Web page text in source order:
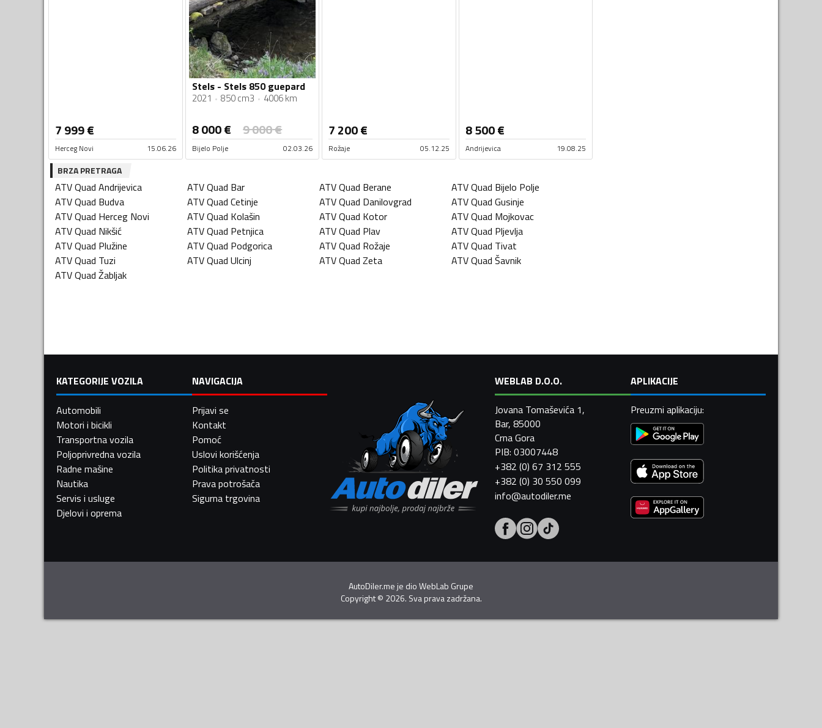
7 999€
Herceg Novi 15.06.26
Stels - Stels 850 guepard
2021 850 cm3 4006 km
8 000€ 9 000€
Bijelo Polje 02.03.26
7 200€
Rožaje 05.12.25
8 500€
Andrijevica 19.08.25
BRZA PRETRAGA
ATV Quad Andrijevica ATV Quad Bar ATV Quad Berane ATV Quad Bijelo Polje
ATV Quad Budva ATV Quad Cetinje ATV Quad Danilovgrad ATV Quad Gusinje
ATV Quad Herceg Novi ATV Quad Kolašin ATV Quad Kotor ATV Quad Mojkovac
ATV Quad Nikšić ATV Quad Petnjica ATV Quad Plav ATV Quad Pljevlja
ATV Quad Plužine ATV Quad Podgorica ATV Quad Rožaje ATV Quad Tivat
ATV Quad Tuzi ATV Quad Ulcinj ATV Quad Zeta ATV Quad Šavnik
ATV Quad Žabljak
KATEGORIJE VOZILA
Automobili
Motori i bicikli
Transportna vozila
Poljoprivredna vozila
Radne mašine
Nautika
Servis i usluge
Djelovi i oprema
NAVIGACIJA
Prijavi se
Kontakt
Pomoć
Uslovi korišćenja
Politika privatnosti
Prava potrošača
Sigurna trgovina
WEBLAB D.O.O.
Jovana Tomaševića 1,
Bar, 85000
Crna Gora
PIB: 03007448
+382 (0) 67 312 555
+382 (0) 30 550 099
info@autodiler.me
APLIKACIJE
Preuzmi aplikaciju:
AutoDiler.me je dioWebLab Grupe
Copyright© 2026. Sva prava zadržana.